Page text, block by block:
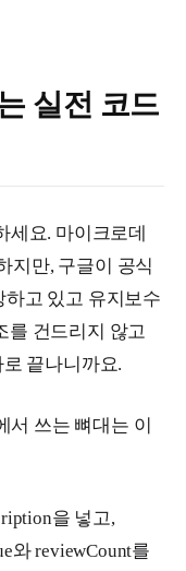
실전 코드
세요. 마이크로데
지만, 구글이 공식
하고 있고 유지보수
를 건드리지 않고
끝나니까요.
서 쓰는 뼈대는 이
을 넣고,
와 reviewCount를